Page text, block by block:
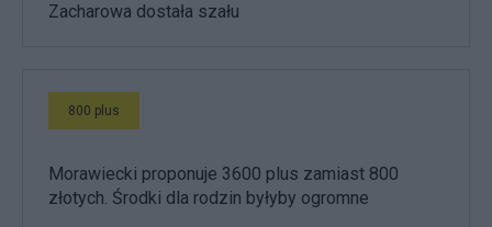
Zacharowa dostała szału
800 plus
Morawiecki proponuje 3600 plus zamiast 800
złotych. Środki dla rodzin byłyby ogromne